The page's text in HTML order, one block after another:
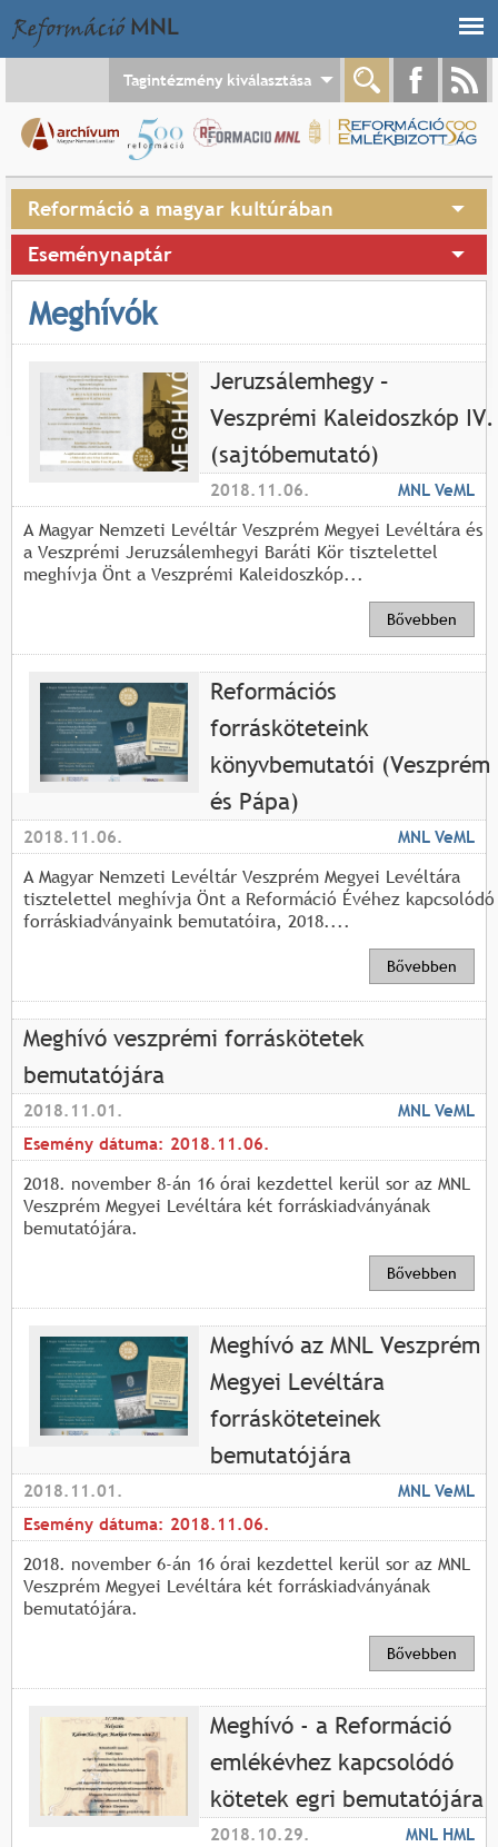
Tagintézmény kiválasztása
Reformáció a magyar kultúrában
Eseménynaptár
Meghívók
Jeruzsálemhegy –
Veszprémi Kaleidoszkóp IV.
(sajtóbemutató)
2018.11.06. MNL VeML
A Magyar Nemzeti Levéltár Veszprém Megyei Levéltára és
a Veszprémi Jeruzsálemhegyi Baráti Kör tisztelettel
meghívja Önt a Veszprémi Kaleidoszkóp...
Bővebben
Reformációs
forrásköteteink
könyvbemutatói (Veszprém
és Pápa)
2018.11.06. MNL VeML
A Magyar Nemzeti Levéltár Veszprém Megyei Levéltára
tisztelettel meghívja Önt a Reformáció Évéhez kapcsolódó
forráskiadványaink bemutatóira, 2018....
Bővebben
Meghívó veszprémi forráskötetek
bemutatójára
2018.11.01.
MNL VeML
Esemény dátuma: 2018.11.06.
2018. november 8-án 16 órai kezdettel kerül sor az MNL
Veszprém Megyei Levéltára két forráskiadványának
bemutatójára.
Bővebben
Meghívó az MNL Veszprém
Megyei Levéltára
forrásköteteinek
bemutatójára
2018.11.01.
MNL VeML
Esemény dátuma: 2018.11.06.
2018. november 6-án 16 órai kezdettel kerül sor az MNL
Veszprém Megyei Levéltára két forráskiadványának
bemutatójára.
Bővebben
Meghívó - a Reformáció
emlékévhez kapcsolódó
kötetek egri bemutatójára
2018.10.29. MNL HML